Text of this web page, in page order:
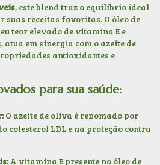
, este blend traz o equilíbrio ideal
suas receitas favoritas. O óleo de
teor elevado de vitamina E e
atua em sinergia com o azeite de
antioxidantes e
para sua saúde:
O azeite de oliva é renomado por
colesterol LDL e na proteção contra
A vitamina E presente no óleo de